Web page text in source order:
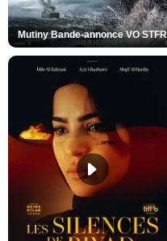
Mutiny Bande-annonce VO STFR